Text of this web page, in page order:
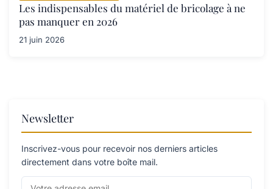
Les indispensables du matériel de bricolage à ne
pas manquer en 2026
21 juin 2026
Newsletter
Inscrivez-vous pour recevoir nos derniers articles
directement dans votre boîte mail.